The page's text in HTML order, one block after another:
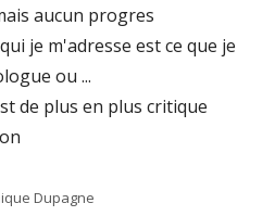
aucun progres
je m'adresse est ce que je
ou ...
de plus en plus critique
Dupagne